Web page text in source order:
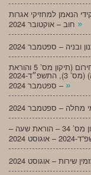
הנאמן למחזיקי אגרות
»
מעו”דכן יחסי עבודה – צו הגנה על עובדים בשעת חירום (תיקון מס’ 5 והוראת
שעה – חרבות ברזל) (הארכת תקופת הוראת השעה) (מס’ 3), התשפ״ד-2024
– ספטמבר 2024 »
מעו”דכן יחסי עבודה – חוק פיצויי פיטורים (תיקון מס’ 34 – הוראת שעה –